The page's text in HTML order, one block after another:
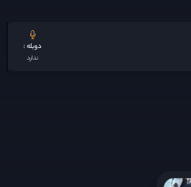
دوبله :
ندارد